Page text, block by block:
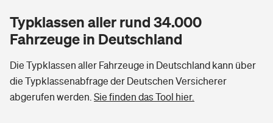
Typklassen aller rund 34.000
Fahrzeuge in Deutschland
Die Typklassen aller Fahrzeuge in Deutschland kann über
die Typklassenabfrage der Deutschen Versicherer
abgerufen werden. Sie finden das Tool hier.